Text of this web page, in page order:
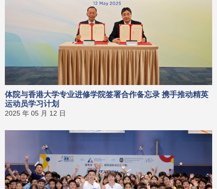
体院与香港大学专业进修学院签署合作备忘录 携手推动精英
运动员学习计划
2025 年 05 月 12 日